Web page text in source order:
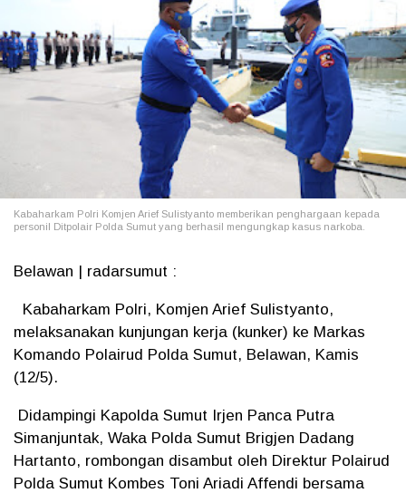
Kabaharkam Polri Komjen Arief Sulistyanto memberikan penghargaan kepada
personil Ditpolair Polda Sumut yang berhasil mengungkap kasus narkoba.
Belawan | radarsumut :
Kabaharkam Polri, Komjen Arief Sulistyanto,
melaksanakan kunjungan kerja (kunker) ke Markas
Komando Polairud Polda Sumut, Belawan, Kamis
(12/5).
Didampingi Kapolda Sumut Irjen Panca Putra
Simanjuntak, Waka Polda Sumut Brigjen Dadang
Hartanto, rombongan disambut oleh Direktur Polairud
Polda Sumut Kombes Toni Ariadi Affendi bersama